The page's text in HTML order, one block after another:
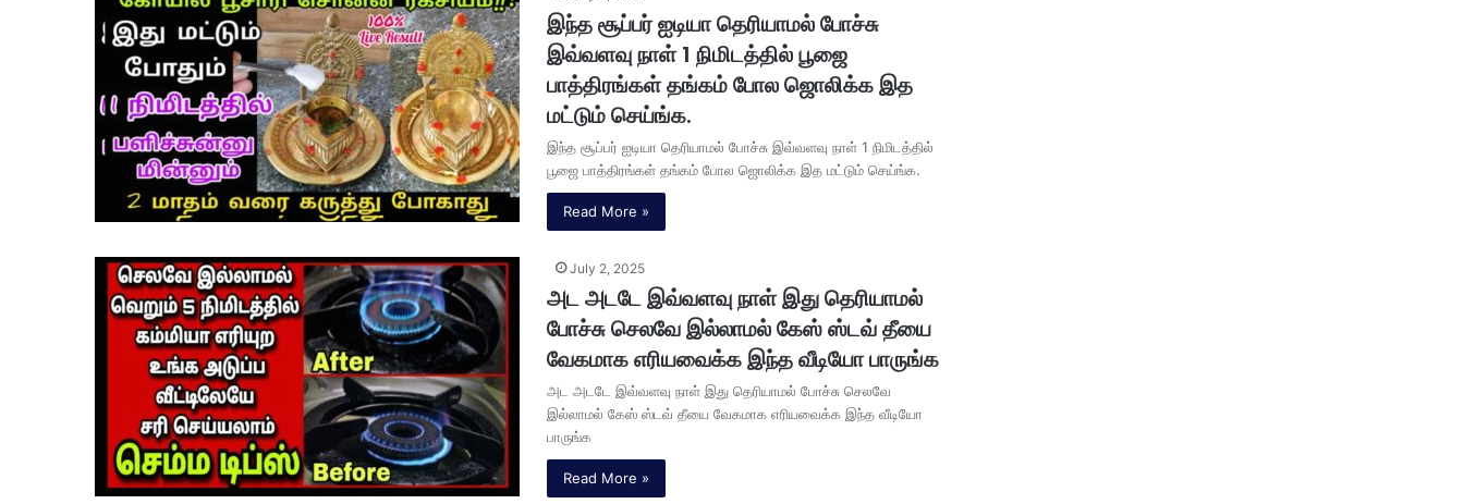
இந்த சூப்பர் ஐடியா தெரியாமல் போச்சு
இவ்வளவு நாள் 1 நிமிடத்தில் பூஜை
பாத்திரங்கள் தங்கம் போல ஜொலிக்க இத
மட்டும் செய்ங்க.
இந்த சூப்பர் ஐடியா தெரியாமல் போச்சு இவ்வளவு நாள் 1 நிமிடத்தில்
பூஜை பாத்திரங்கள் தங்கம் போல ஜொலிக்க இத மட்டும் செய்ங்க.
Read More »
July 2, 2025
அட அடடே இவ்வளவு நாள் இது தெரியாமல்
போச்சு செலவே இல்லாமல் கேஸ் ஸ்டவ் தீயை
வேகமாக எரியவைக்க இந்த வீடியோ பாருங்க
அட அடடே இவ்வளவு நாள் இது தெரியாமல் போச்சு செலவே
இல்லாமல் கேஸ் ஸ்டவ் தீயை வேகமாக எரியவைக்க இந்த வீடியோ
பாருங்க
Read More »